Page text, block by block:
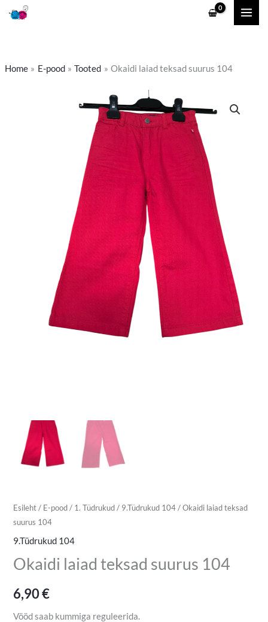
Skip
Home E-pood Tooted Okaidi laiad teksad suurus 104
Esileht/ E-pood/ 1. Tüdrukud/ 9.Tüdrukud 104/ Okaidi laiad teksad
suurus 104
9.Tüdrukud 104
Okaidi laiad teksad suurus 104
6,90€
Vööd saab kummiga reguleerida.